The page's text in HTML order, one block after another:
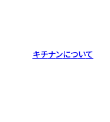
キチナンについて